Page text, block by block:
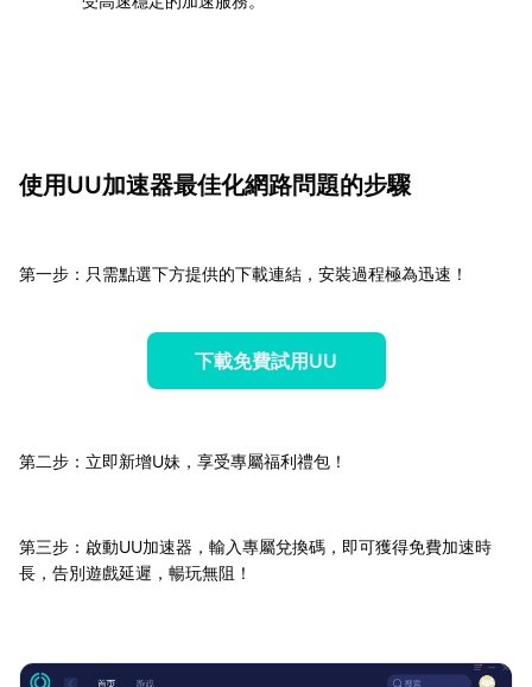
使用UU加速器最佳化網路問題的步驟
第一步：只需點選下方提供的下載連結，安裝過程極為迅速！
下載免費試用UU
第二步：立即新增U妹，享受專屬福利禮包！
第三步：啟動UU加速器，輸入專屬兌換碼，即可獲得免費加速時
長，告別遊戲延遲，暢玩無阻！